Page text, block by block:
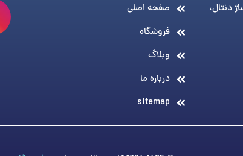
دنتال،
صفحه اصلی
فروشگاه
وبلاگ
درباره ما
sitemap